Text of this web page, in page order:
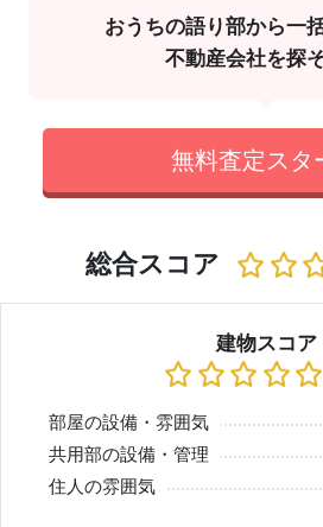
おうちの語り部から一
不動産会社を探
無料査定スタ
総合スコア
建物スコア
部屋の設備・雰囲気
共用部の設備・管理
住人の雰囲気